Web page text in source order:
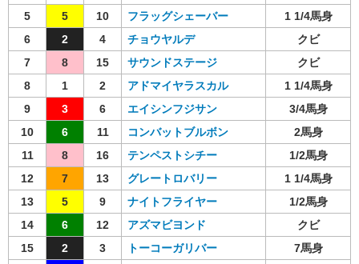
5
5 10 フラッグシェーバー
1 1/4馬身
6
2 4 チョウヤルデ
クビ
7
8 15 サウンドステージ
クビ
8
1 2 アドマイヤラスカル
1 1/4馬身
9
3 6 エイシンフジサン
3/4馬身
10
6 11 コンバットブルボン
2馬身
11
8 16 テンペストシチー
1/2馬身
12
7 13 グレートロバリー
1 1/4馬身
13
5 9 ナイトフライヤー
1/2馬身
14
6 12 アズマビヨンド
クビ
15
2 3 トーコーガリバー
7馬身